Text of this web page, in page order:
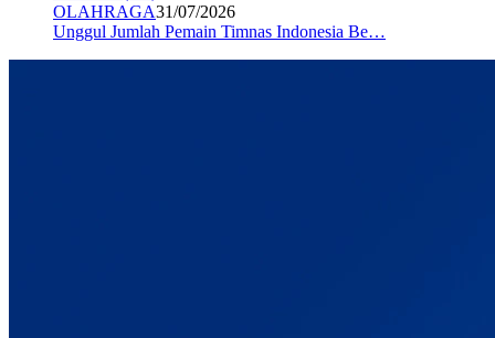
OLAHRAGA31/07/2026
Unggul Jumlah Pemain Timnas Indonesia Be…